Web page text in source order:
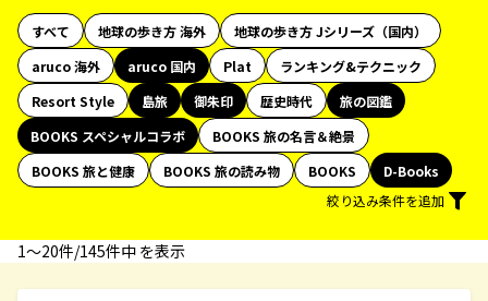
すべて 地球の歩き方 海外
地球の歩き方 Jシリーズ（国内）
aruco 海外
aruco 国内 Plat
ランキング&テクニック
Resort Style
島旅 御朱印 歴史時代
旅の図鑑
BOOKS スペシャルコラボ
BOOKS 旅の名言＆絶景
BOOKS 旅と健康
BOOKS 旅の読み物 BOOKS
D-Books
絞り込み条件を追加
1〜20件/145件中 を表示